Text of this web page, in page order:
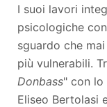
I suoi lavori
psicologiche
sguardo che
più vulnerabili.
Donbass" con
Eliseo Bertolasi